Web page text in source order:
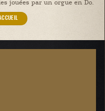
jouées par un orgue en Do.